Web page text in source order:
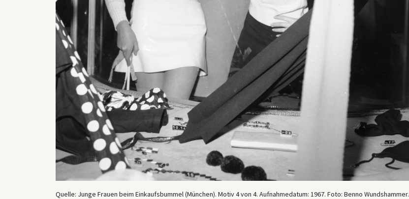
Quelle: Junge Frauen beim Einkaufsbummel (München). Motiv 4 von 4. Aufnahmedatum: 1967. Foto: Benno Wundshammer.